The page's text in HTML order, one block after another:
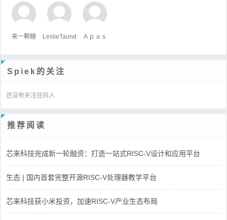
来一颗糖 LeslieTaund Ａｐａｓ
Spiek的关注
还没有关注任何人
推荐阅读
芯来科技完成新一轮融资：打造一站式RISC-V设计和应用平台
生态 | 国内首套完整开源RISC-V处理器教学平台
芯来科技获小米投资，加速RISC-V产业生态布局